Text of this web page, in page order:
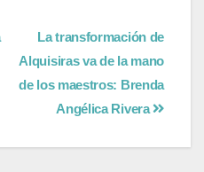
La transformación de
Alquisiras va de la mano
de los maestros: Brenda
Angélica Rivera